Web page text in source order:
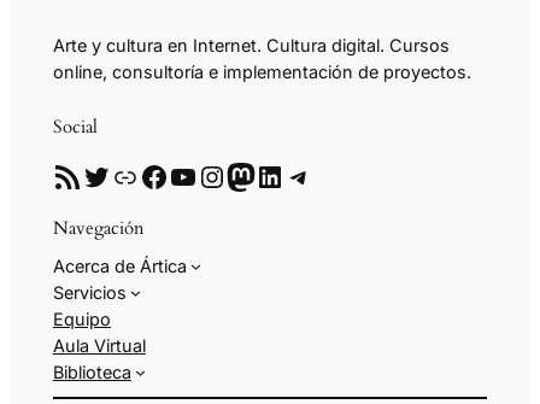
Arte y cultura en Internet. Cultura digital. Cursos
online, consultoría e implementación de proyectos.
Social
RSS Twitter Enlace Facebook YouTube InstagramMastodon LinkedIn Telegram
Navegación
Acerca de Ártica
Servicios
Equipo
Aula Virtual
Biblioteca